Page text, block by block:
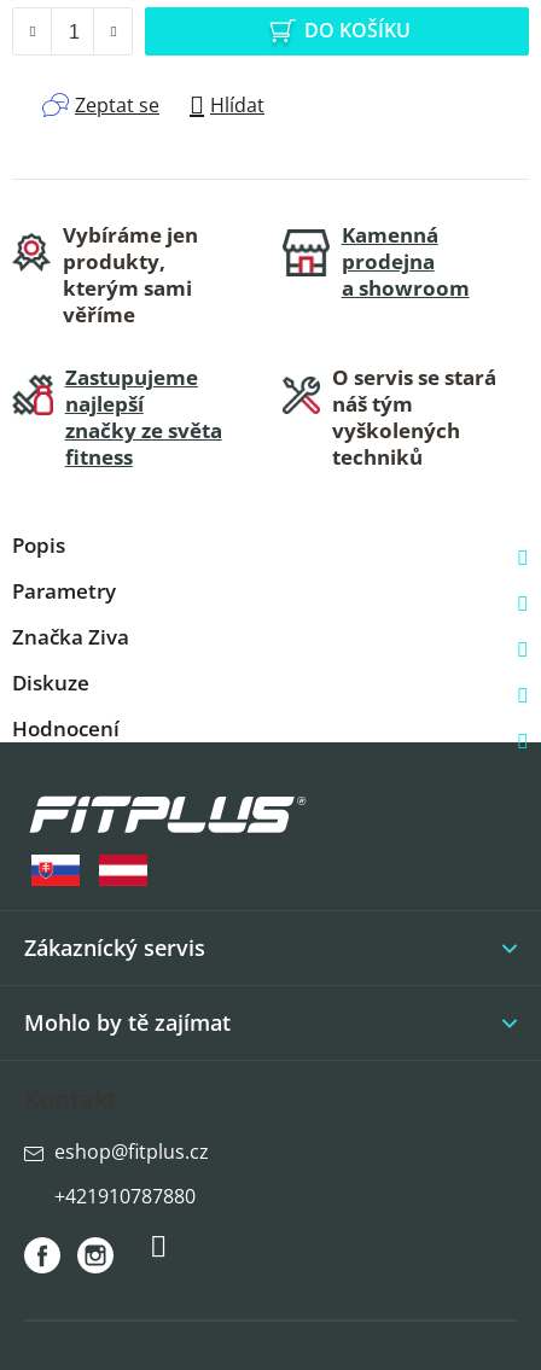
DO KOŠÍKU
Zeptat se Hlídat
Vybíráme jen
produkty,
kterým sami
věříme
Kamenná
prodejna
a showroom
Zastupujeme
najlepší
značky ze světa
fitness
O servis se stará
náš tým
vyškolených
techniků
Popis
Parametry
Značka Ziva
Diskuze
Hodnocení
Zákaznícký servis
Mohlo by tě zajímat
eshop@fitplus.cz
+421910787880